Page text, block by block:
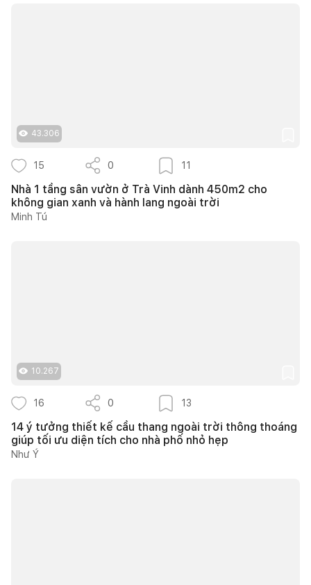
43.306
15 0 11
Nhà 1 tầng sân vườn ở Trà Vinh dành 450m2 cho
không gian xanh và hành lang ngoài trời
Minh Tú
10.267
16 0 13
14 ý tưởng thiết kế cầu thang ngoài trời thông thoáng
giúp tối ưu diện tích cho nhà phố nhỏ hẹp
Như Ý